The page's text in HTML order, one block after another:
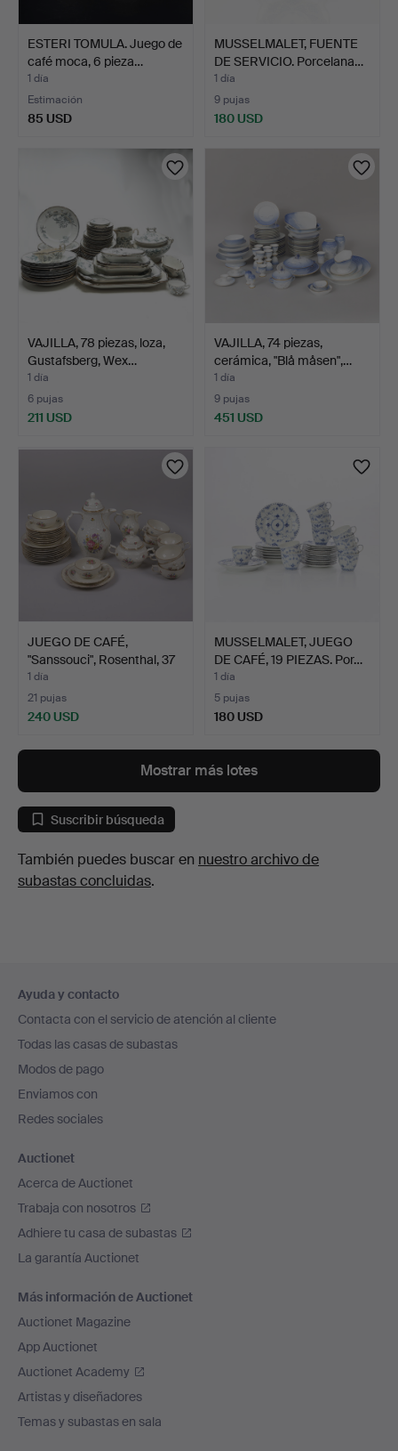
ESTERI TOMULA. Juego de
café moca, 6 pieza…
1 día
Estimación
85 USD
MUSSELMALET, FUENTE
DE SERVICIO. Porcelana…
1 día
9 pujas
180 USD
VAJILLA, 78 piezas, loza,
Gustafsberg, Wex…
1 día
6 pujas
211 USD
VAJILLA, 74 piezas,
cerámica, "Blå måsen",…
1 día
9 pujas
451 USD
JUEGO DE CAFÉ,
"Sanssouci", Rosenthal, 37
…
1 día
21 pujas
240 USD
MUSSELMALET, JUEGO
DE CAFÉ, 19 PIEZAS. Por…
1 día
5 pujas
180 USD
Mostrar más lotes
Suscribir búsqueda
También puedes buscar en nuestro archivo de
subastas concluidas.
en
el
pie
de
página
Ayuda y contacto
Contacta con el servicio de atención al cliente
Todas las casas de subastas
Modos de pago
Enviamos con
Redes sociales
Auctionet
Acerca de Auctionet
Trabaja con nosotros
Adhiere tu casa de subastas
La garantía Auctionet
Más información de Auctionet
Auctionet Magazine
App Auctionet
Auctionet Academy
Artistas y diseñadores
Temas y subastas en sala